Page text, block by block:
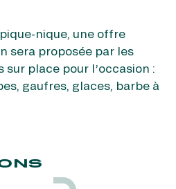
nique, une offre
sera proposée par les
place pour l’occasion :
gaufres, glaces, barbe à